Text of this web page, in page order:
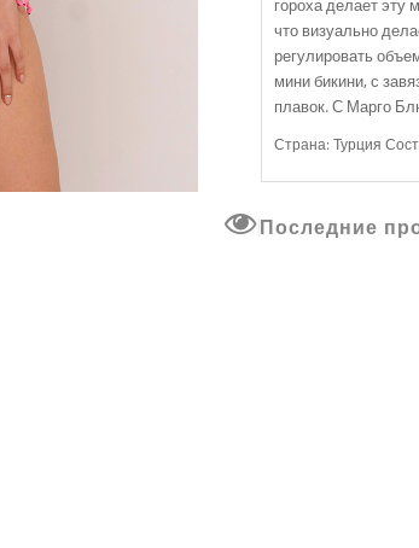
гороха делает эту
что визуально
регулировать
мини бикини, с
плавок. С Марго
Страна: Турция
Последние